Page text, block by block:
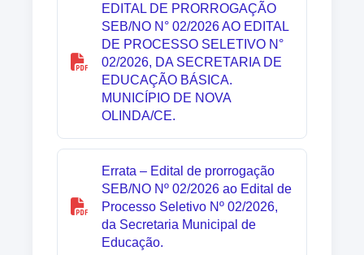
EDITAL DE PRORROGAÇÃO
SEB/NO N° 02/2026 AO EDITAL
DE PROCESSO SELETIVO N°
02/2026, DA SECRETARIA DE
EDUCAÇÃO BÁSICA.
MUNICÍPIO DE NOVA
OLINDA/CE.
Errata – Edital de prorrogação
SEB/NO Nº 02/2026 ao Edital de
Processo Seletivo Nº 02/2026,
da Secretaria Municipal de
Educação.